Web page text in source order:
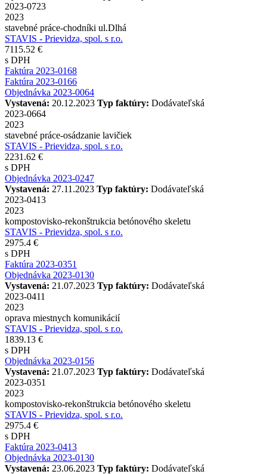
2023-0723
2023
stavebné práce-chodníki ul.Dlhá
STAVIS - Prievidza, spol. s r.o.
7115.52 €
s DPH
Faktúra 2023-0168
Faktúra 2023-0166
Objednávka 2023-0064
Vystavená: 20.12.2023 Typ faktúry: Dodávateľská
2023-0664
2023
stavebné práce-osádzanie lavičiek
STAVIS - Prievidza, spol. s r.o.
2231.62 €
s DPH
Objednávka 2023-0247
Vystavená: 27.11.2023 Typ faktúry: Dodávateľská
2023-0413
2023
kompostovisko-rekonštrukcia betónového skeletu
STAVIS - Prievidza, spol. s r.o.
2975.4 €
s DPH
Faktúra 2023-0351
Objednávka 2023-0130
Vystavená: 21.07.2023 Typ faktúry: Dodávateľská
2023-0411
2023
oprava miestnych komunikácií
STAVIS - Prievidza, spol. s r.o.
1839.13 €
s DPH
Objednávka 2023-0156
Vystavená: 21.07.2023 Typ faktúry: Dodávateľská
2023-0351
2023
kompostovisko-rekonštrukcia betónového skeletu
STAVIS - Prievidza, spol. s r.o.
2975.4 €
s DPH
Faktúra 2023-0413
Objednávka 2023-0130
Vystavená: 23.06.2023 Typ faktúry: Dodávateľská